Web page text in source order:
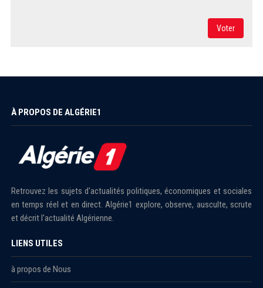
Voter
À PROPOS DE ALGÉRIE1
Retrouvez les sujets d'actualités politiques, économiques et sociales
en temps réel et en direct. Algérie1 explore, observe, ausculte, scrute
et décrit l'actualité Algérienne.
LIENS UTILES
à propos de Nous